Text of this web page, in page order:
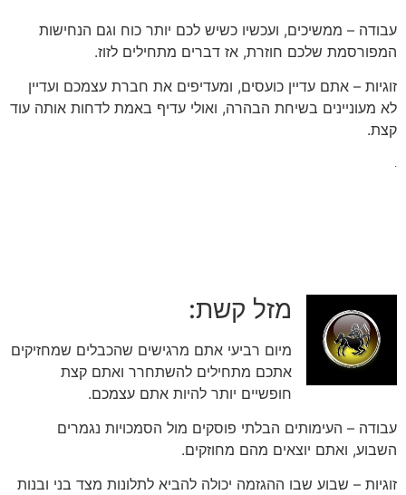
עבודה – ממשיכים, ועכשיו כשיש לכם יותר כוח וגם הנחישות
המפורסמת שלכם חוזרת, אז דברים מתחילים לזוז.
זוגיות – אתם עדיין כועסים, ומעדיפים את חברת עצמכם ועדיין
לא מעוניינים בשיחת הבהרה, ואולי עדיף באמת לדחות אותה עוד
קצת.
.
מזל קשת:
מיום רביעי אתם מרגישים שהכבלים שמחזיקים
אתכם מתחילים להשתחרר ואתם קצת
חופשיים יותר להיות אתם עצמכם.
עבודה – העימותים הבלתי פוסקים מול הסמכויות נגמרים
השבוע, ואתם יוצאים מהם מחוזקים.
זוגיות – שבוע שבו ההגזמה יכולה להביא לתלונות מצד בני ובנות